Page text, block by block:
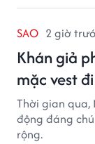
SAO 2 giờ
Khán giả
mặc vest
Thời gian qua,
động đáng
rộng.